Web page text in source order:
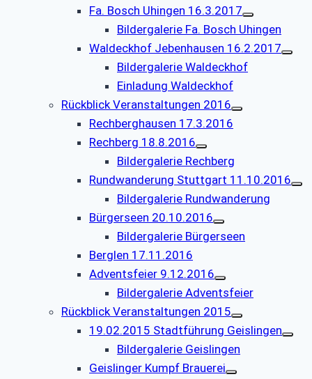
Fa. Bosch Uhingen 16.3.2017
Bildergalerie Fa. Bosch Uhingen
Waldeckhof Jebenhausen 16.2.2017
Bildergalerie Waldeckhof
Einladung Waldeckhof
Rückblick Veranstaltungen 2016
Rechberghausen 17.3.2016
Rechberg 18.8.2016
Bildergalerie Rechberg
Rundwanderung Stuttgart 11.10.2016
Bildergalerie Rundwanderung
Bürgerseen 20.10.2016
Bildergalerie Bürgerseen
Berglen 17.11.2016
Adventsfeier 9.12.2016
Bildergalerie Adventsfeier
Rückblick Veranstaltungen 2015
19.02.2015 Stadtführung Geislingen
Bildergalerie Geislingen
Geislinger Kumpf Brauerei